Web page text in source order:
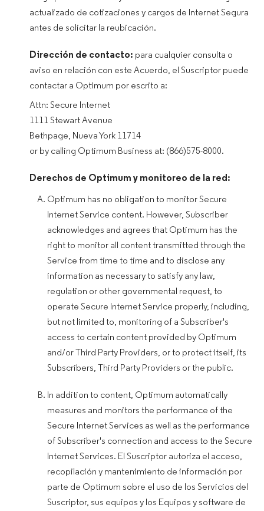
actualizado de cotizaciones y cargos de Internet Segura
antes de solicitar la reubicación.
Dirección de contacto: para cualquier consulta o
aviso en relación con este Acuerdo, el Suscriptor puede
contactar a Optimum por escrito a:
Attn: Secure Internet
1111 Stewart Avenue
Bethpage, Nueva York 11714
or by calling Optimum Business at: (866)575-8000.
Derechos de Optimum y monitoreo de la red:
Optimum has no obligation to monitor Secure
Internet Service content. However, Subscriber
acknowledges and agrees that Optimum has the
right to monitor all content transmitted through the
Service from time to time and to disclose any
information as necessary to satisfy any law,
regulation or other governmental request, to
operate Secure Internet Service properly, including,
but not limited to, monitoring of a Subscriber's
access to certain content provided by Optimum
and/or Third Party Providers, or to protect itself, its
Subscribers, Third Party Providers or the public.
In addition to content, Optimum automatically
measures and monitors the performance of the
Secure Internet Services as well as the performance
of Subscriber's connection and access to the Secure
Internet Services. El Suscriptor autoriza el acceso,
recopilación y mantenimiento de información por
parte de Optimum sobre el uso de los Servicios del
Suscriptor, sus equipos y los Equipos y software de